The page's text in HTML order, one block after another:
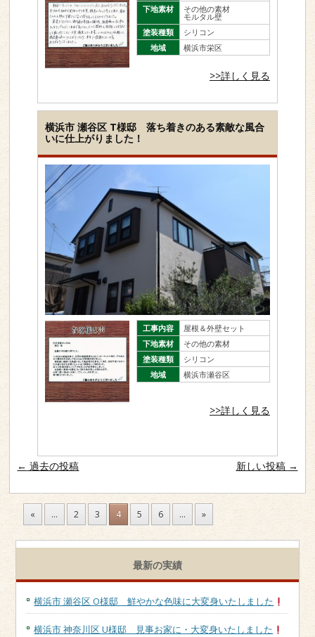
下地素材
その他の素材
モルタル壁
塗装種類
シリコン
地域
横浜市栄区
>>詳しく見る
横浜市 瀬谷区 T様邸 落ち着きのある素敵な風合
いに仕上がりました！
工事内容
屋根＆外壁セット
下地素材
その他の素材
塗装種類
シリコン
地域
横浜市瀬谷区
>>詳しく見る
投稿ナビゲーション
← 過去の投稿 新しい投稿 →
« ... 2 3 4 5 6 ... »
最新の実績
横浜市 瀬谷区 O様邸 鮮やかな色味に大変身いたしました
横浜市 神奈川区 U様邸 見事お家に・大変身いたしました